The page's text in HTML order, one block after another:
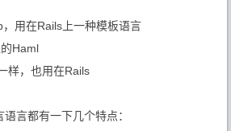
用在Rails上一种模板语言
Haml
样，也用在Rails
言都有一下几个特点：